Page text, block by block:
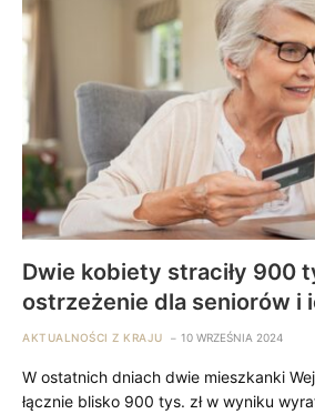
Dwie kobiety straciły 900
ostrzeżenie dla seniorów i
AKTUALNOŚCI Z KRAJU 10 WRZEŚNIA 2024
W ostatnich dniach dwie mieszkanki
łącznie blisko 900 tys. zł w wyniku